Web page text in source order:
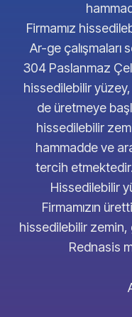
Firmamız
Ar-ge çalışmaları
304 Paslanmaz
hissedilebilir
de üretmeye
hissedilebilir
hammadde ve
tercih
Hissedilebilir
Firmamızın
hissedilebilir zemin,
Rednasis